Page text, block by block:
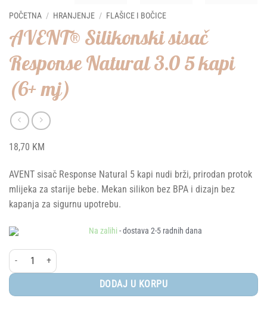
POČETNA / HRANJENJE / FLAŠICE I BOČICE
AVENT® Silikonski sisač
Response Natural 3.0 5 kapi
(6+ mj)
18,70 KM
AVENT sisač Response Natural 5 kapi nudi brži, prirodan protok
mlijeka za starije bebe. Mekan silikon bez BPA i dizajn bez
kapanja za sigurnu upotrebu.
Na zalihi - dostava 2-5 radnih dana
AVENT® Silikonski sisač Response Natural 3.0 5 kapi (6+ mj) količina
DODAJ U KORPU